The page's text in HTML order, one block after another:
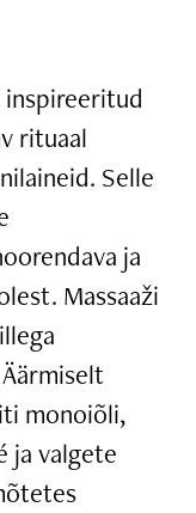
rituaal
Selle
ja
Massaaži
monoiõli,
ja valgete